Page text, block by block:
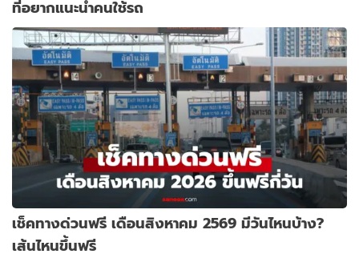
ที่อยากแนะนำคนใช้รถ
เช็คทางด่วนฟรี เดือนสิงหาคม 2569 มีวันไหนบ้าง?
เส้นไหนขึ้นฟรี